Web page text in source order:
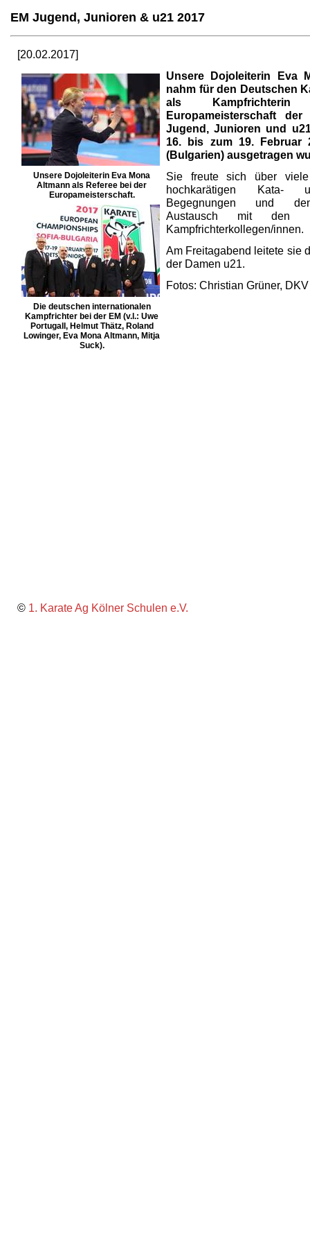
EM Jugend, Junioren & u21 2017
[20.02.2017]
Unsere Dojoleiterin Eva Mona
Altmann als Referee bei der
Europameisterschaft.
Die deutschen internationalen
Kampfrichter bei der EM (v.l.: Uwe
Portugall, Helmut Thätz, Roland
Lowinger, Eva Mona Altmann, Mitja
Suck).
Unsere Dojoleiterin Eva
nahm für den Deutschen
als
Europameisterschaft der
Jugend, Junioren und
16. bis zum 19. Februar
(Bulgarien) ausgetragen
Sie freute sich über
hochkarätigen Kata-
Begegnungen und
Austausch mit den
Kampfrichterkollegen/innen.
Am Freitagabend leitete sie
der Damen u21.
Fotos: Christian Grüner, DKV
© 1. Karate Ag Kölner Schulen e.V.